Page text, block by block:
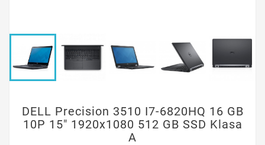
DELL Precision 3510 I7-6820HQ 16 GB
10P 15" 1920x1080 512 GB SSD Klasa
A